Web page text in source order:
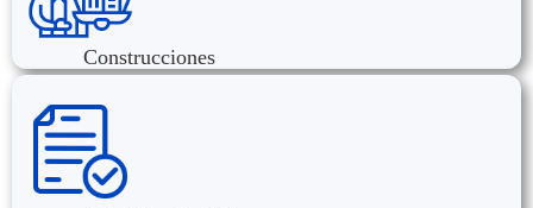
Construcciones